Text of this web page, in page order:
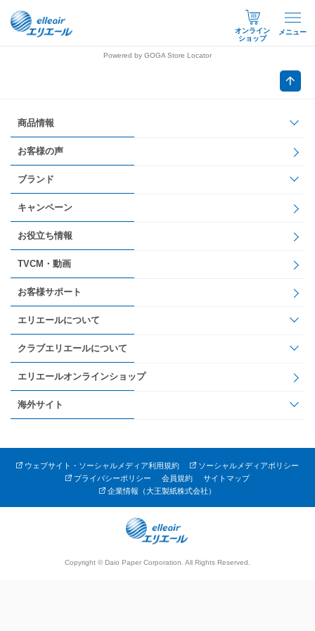
オンライン
ショップ
メニュー
Powered by GOGA Store Locator
商品情報
お客様の声
ブランド
キャンペーン
お役立ち情報
TVCM・動画
お客様サポート
エリエールについて
クラブエリエールについて
エリエールオンラインショップ
海外サイト
ウェブサイト・ソーシャルメディア利用規約
ソーシャルメディアポリシー
プライバシーポリシー
会員規約
サイトマップ
企業情報（大王製紙株式会社）
Copyright © Daio Paper Corporation. All Rights Reserved.